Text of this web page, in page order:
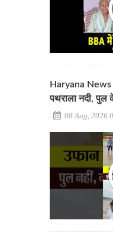
Haryana News
पथराला नदी, पुल
08 Aug, 2026